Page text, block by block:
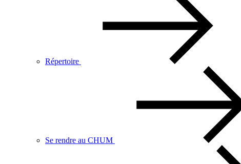
Répertoire
Se rendre au CHUM